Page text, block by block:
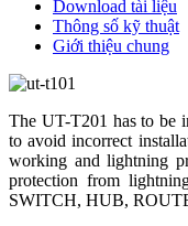
Download tài liệu
Thông số kỹ thuật
Giới thiệu chung
The UT-T201 has to be
to avoid incorrect
working and lightning
protection from
SWITCH, HUB,